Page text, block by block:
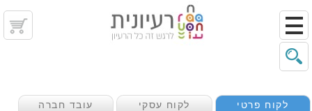
לקוח פרטי לקוח עסקי עובד חברה